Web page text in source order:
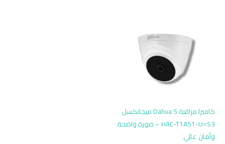
كاميرا مراقبة Dahua 5 ميجابكسل
HAC-T1A51-U=S3 – صورة واضحة
وأمان عالي